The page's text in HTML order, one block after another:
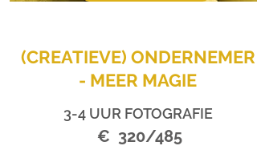
(CREATIEVE) ONDERNEMER
- MEER MAGIE
3-4 UUR FOTOGRAFIE
€ 320/485